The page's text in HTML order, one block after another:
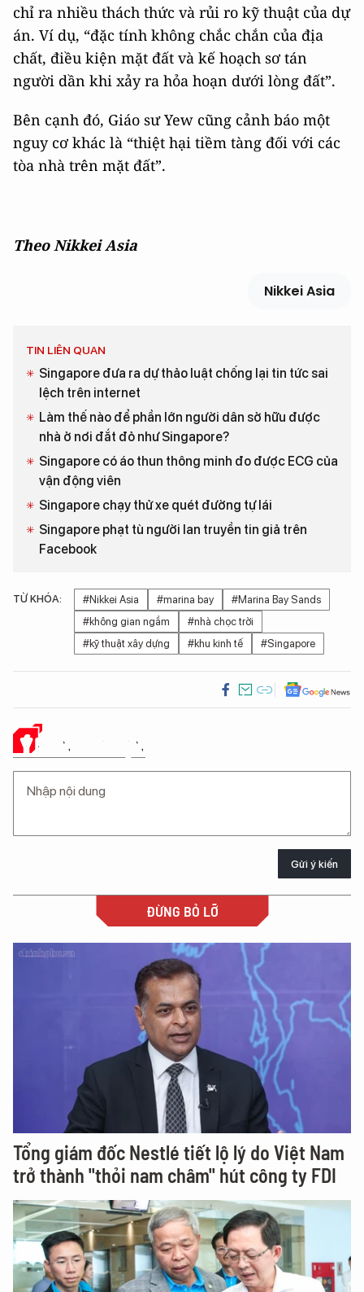
chỉ ra nhiều thách thức và rủi ro kỹ thuật của dự
án. Ví dụ, “đặc tính không chắc chắn của địa
chất, điều kiện mặt đất và kế hoạch sơ tán
người dần khi xảy ra hỏa hoạn dưới lòng đất”.
Bên cạnh đó, Giáo sư Yew cũng cảnh báo một
nguy cơ khác là “thiệt hại tiềm tàng đối với các
tòa nhà trên mặt đất”.
Theo Nikkei Asia
Nikkei Asia
TIN LIÊN QUAN
Singapore đưa ra dự thảo luật chống lại tin tức sai
lệch trên internet
Làm thế nào để phần lớn người dân sở hữu được
nhà ở nơi đắt đỏ như Singapore?
Singapore có áo thun thông minh đo được ECG của
vận động viên
Singapore chạy thử xe quét đường tự lái
Singapore phạt tù người lan truyền tin giả trên
Facebook
TỪ KHÓA: #Nikkei Asia #marina bay
#Marina Bay Sands
#không gian ngầm
#nhà chọc trời
#kỹ thuật xây dựng
#khu kinh tế #Singapore
Ý KIẾN CỦA BẠN
Gửi ý kiến
ĐỪNG BỎ LỠ
Tổng giám đốc Nestlé tiết lộ lý do Việt Nam
trở thành "thỏi nam châm" hút công ty FDI